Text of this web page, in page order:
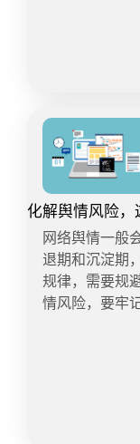
程，包括介
控、原料选材
时代母公司稳
纬客户端采访
长亲自看过，
家，公司会尽快公布调
时，微博话题#
的道歉##全棉
母公司回应广
+。 网络截图 优讯全媒体舆情监测系统监测数据显
示，自1月7日
量达1.9万+。 从舆情发展走势图可看出，全面时代
要平台，相关
化解舆情风险，
网络舆情一般
退期和沉淀期
规律，需要规
情风险，要牢
评。遇到相
法取得预期